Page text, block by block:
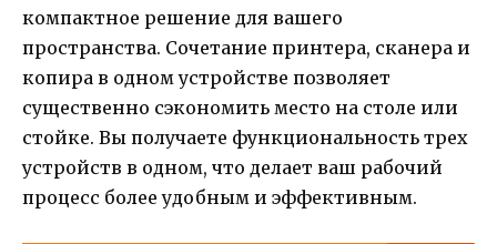
компактное решение для вашего
пространства. Сочетание принтера, сканера и
копира в одном устройстве позволяет
существенно сэкономить место на столе или
стойке. Вы получаете функциональность трех
устройств в одном, что делает ваш рабочий
процесс более удобным и эффективным.